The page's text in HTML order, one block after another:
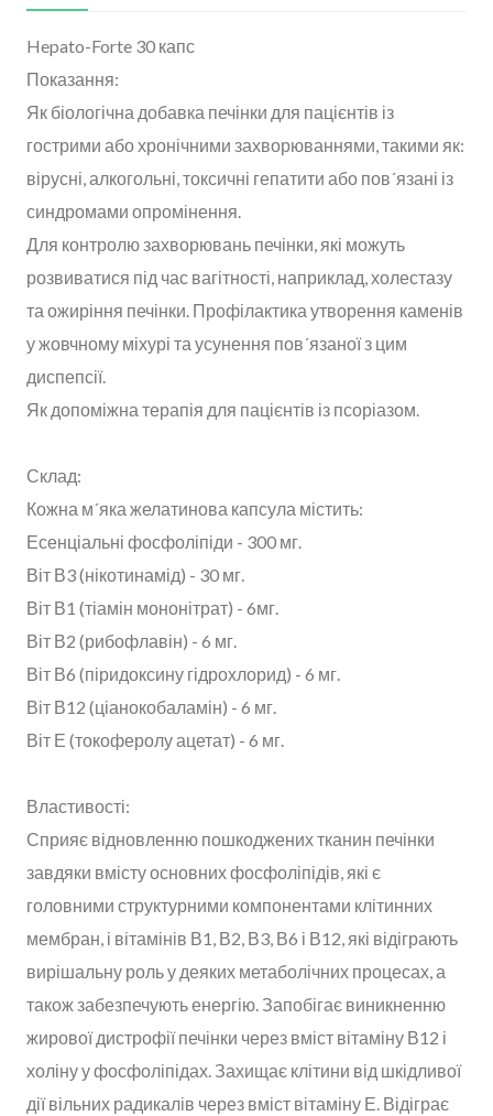
Hepato-Forte 30 капс
Показання:
Як біологічна добавка печінки для пацієнтів із
гострими або хронічними захворюваннями, такими як:
вірусні, алкогольні, токсичні гепатити або пов´язані із
синдромами опромінення.
Для контролю захворювань печінки, які можуть
розвиватися під час вагітності, наприклад, холестазу
та ожиріння печінки. Профілактика утворення каменів
у жовчному міхурі та усунення пов´язаної з цим
диспепсії.
Як допоміжна терапія для пацієнтів із псоріазом.
Склад:
Кожна м´яка желатинова капсула містить:
Есенціальні фосфоліпіди - 300 мг.
Віт В3 (нікотинамід) - 30 мг.
Віт В1 (тіамін мононітрат) - 6мг.
Віт В2 (рибофлавін) - 6 мг.
Віт В6 (піридоксину гідрохлорид) - 6 мг.
Віт В12 (ціанокобаламін) - 6 мг.
Віт Е (токоферолу ацетат) - 6 мг.
Властивості:
Сприяє відновленню пошкоджених тканин печінки
завдяки вмісту основних фосфоліпідів, які є
головними структурними компонентами клітинних
мембран, і вітамінів В1, В2, В3, В6 і В12, які відіграють
вирішальну роль у деяких метаболічних процесах, а
також забезпечують енергію. Запобігає виникненню
жирової дистрофії печінки через вміст вітаміну В12 і
холіну у фосфоліпідах. Захищає клітини від шкідливої
дії вільних радикалів через вміст вітаміну Е. Відіграє